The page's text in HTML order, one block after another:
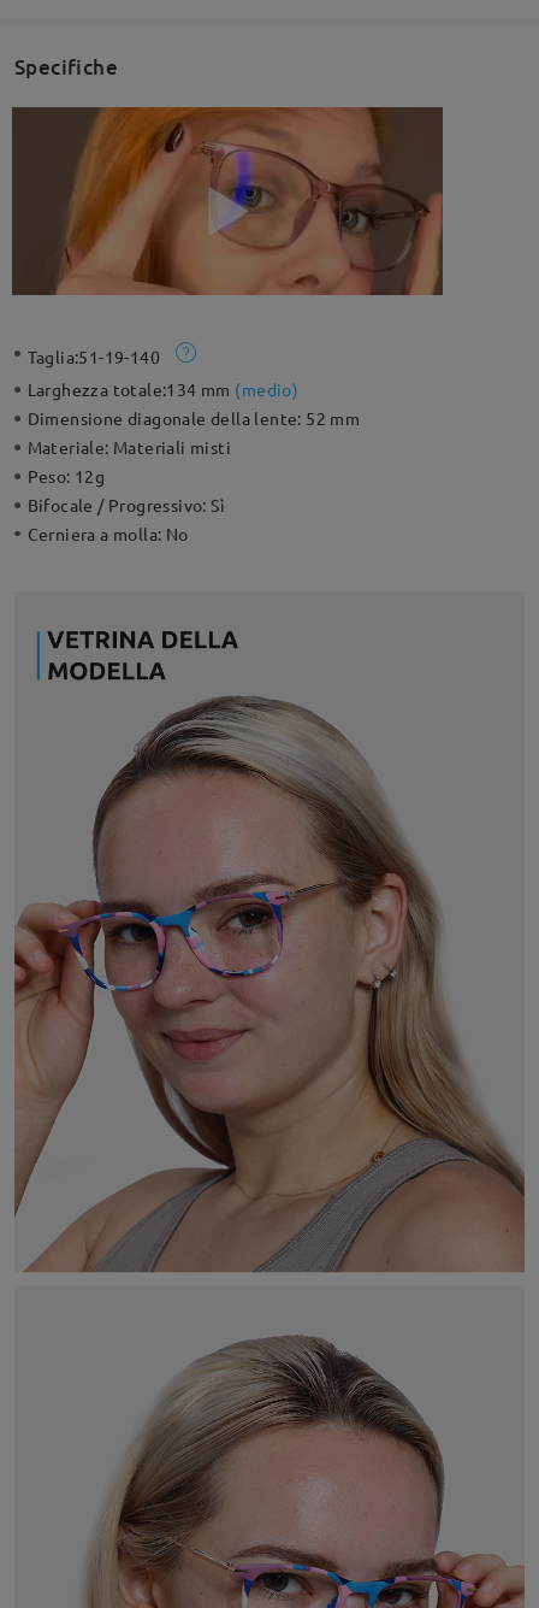
Specifiche
Taglia:51-19-140
Larghezza totale:134 mm (medio)
Dimensione diagonale della lente: 52 mm
Materiale: Materiali misti
Peso: 12g
Bifocale / Progressivo:Sì
Cerniera a molla: No